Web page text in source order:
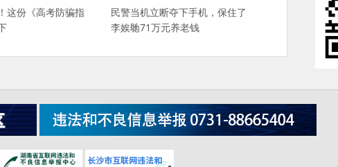
这份《高考防骗指
民警当机立断夺下手机，保住了
李娭毑71万元养老钱